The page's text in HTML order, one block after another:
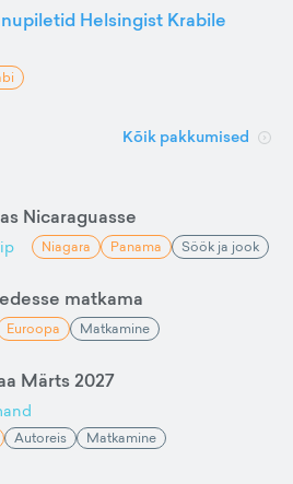
Helsingist Krabile
Kõik pakkumised
Nicaraguasse
Niagara Panama Söök ja jook
matkama
Euroopa Matkamine
Märts 2027
Autoreis Matkamine